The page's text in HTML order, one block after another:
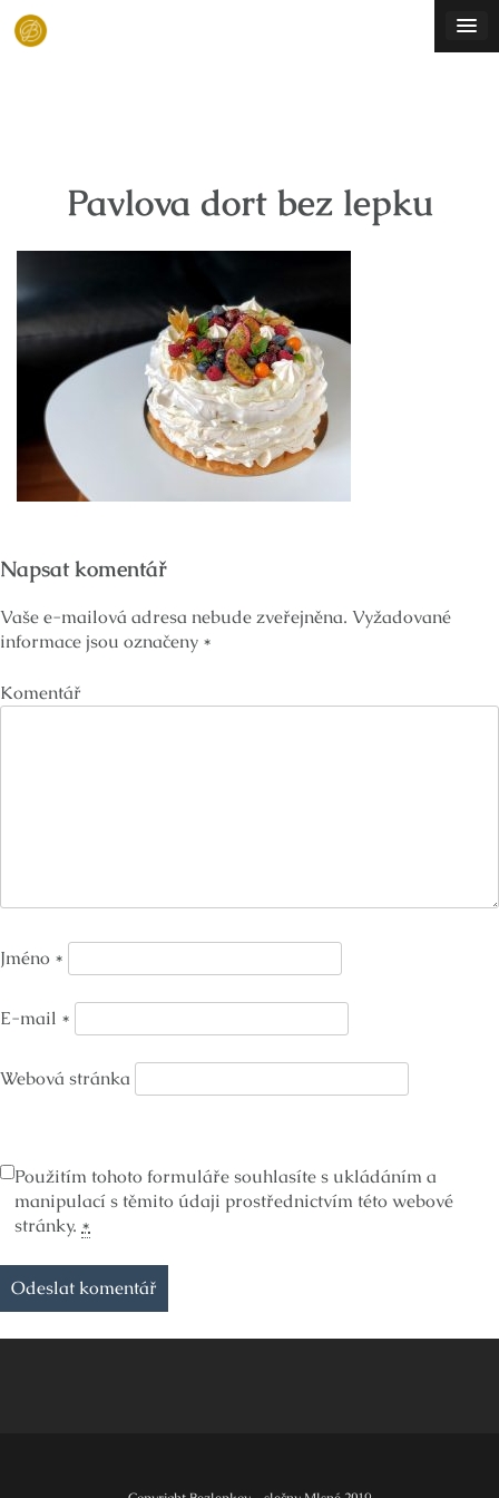
Skip
Pavlova dort bez lepku
Napsat komentář
Vaše e-mailová adresa nebude zveřejněna. Vyžadované
informace jsou označeny *
Komentář
Jméno *
E-mail *
Webová stránka
Použitím tohoto formuláře souhlasíte s ukládáním a
manipulací s těmito údaji prostřednictvím této webové
stránky. *